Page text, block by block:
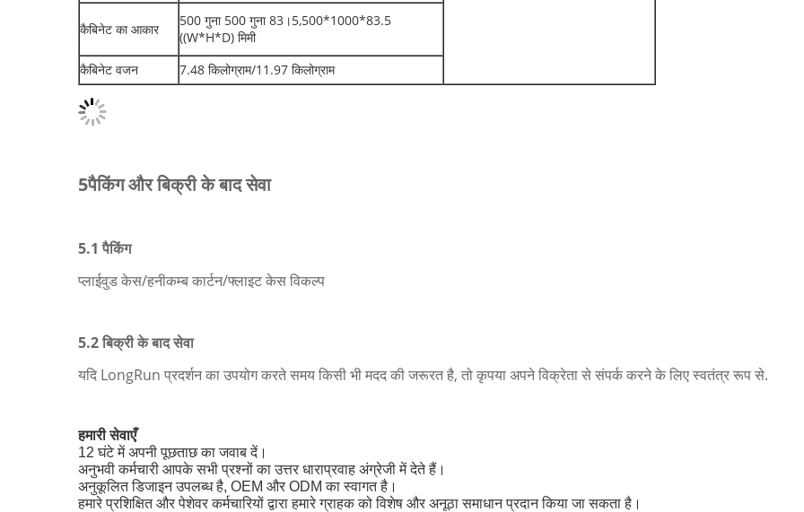
कैबिनेट का आकार
500 गुना 500 गुना 83।5,500*1000*83.5
((W*H*D) मिमी
कैबिनेट वजन
7.48 किलोग्राम/11.97 किलोग्राम
5पैकिंग और बिक्री के बाद सेवा
5.1 पैकिंग
प्लाईवुड केस/हनीकम्ब कार्टन/फ्लाइट केस विकल्प
5.2बिक्री के बाद सेवा
यदि LongRun प्रदर्शन का उपयोग करते समय किसी भी मदद की जरूरत है, तो कृपया अपने विक्रेता से संपर्क करने के लिए स्वतंत्र रूप से.
हमारी सेवाएँ
12 घंटे में अपनी पूछताछ का जवाब दें।
अनुभवी कर्मचारी आपके सभी प्रश्नों का उत्तर धाराप्रवाह अंग्रेजी में देते हैं।
अनुकूलित डिजाइन उपलब्ध है, OEM और ODM का स्वागत है।
हमारे प्रशिक्षित और पेशेवर कर्मचारियों द्वारा हमारे ग्राहक को विशेष और अनूठा समाधान प्रदान किया जा सकता है।